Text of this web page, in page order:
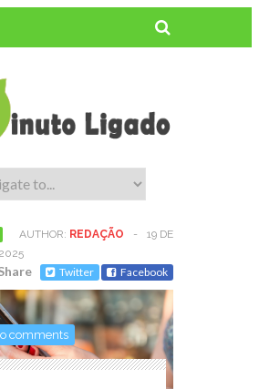
AUTHOR: REDAÇÃO -
19 DE
Twitter Facebook
comments